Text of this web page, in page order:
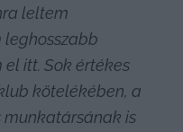
leltem
leghosszabb
itt. Sok értékes
kötelékében, a
munkatársának is